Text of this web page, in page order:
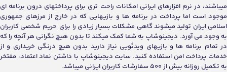
میباشند، در نرم افزارهای ایرانی امکانات راحت تری برای پرداختهای درون برنامه ای
موجود است اما پرداخت در برنامه ها و بازیهایی که در خارج از مرزهای جمهوری
اسلامی ایران تولید میشوند گاهی مشکلات بسیار زیادی را برای حریم شخصی کاربران
به وجود می آورد. دیجینوشاپ به شما کمک میکند تا بدون هیچ نگرانی هر آنچه را که
در تمام برنامه ها و بازیهای ویدئویی نیاز دارید بدون هیچ درنگی خریداری و از
خدمات پرداخت امن استفاده کنید. سایت دیجینوشاپ با داشتن نماد اعتماد، مفتخر
به تکمیل روزانه بیش از 500 سفارشات کاربران ایرانی میباشد.